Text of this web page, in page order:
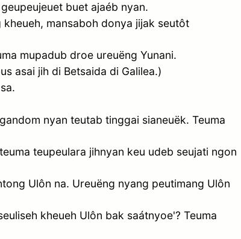
buet ajaéb nyan.
mansaboh donya jijak seutôt
mupadub droe ureuëng Yunani.
asai jih di Betsaida di Galilea.)
nyan teutab tinggai sianeuëk. Teuma
teupeulara jihnyan keu udeb seujati ngon
Ulôn na. Ureuëng nyang peutimang Ulôn
kheueh Ulôn bak saátnyoe'? Teuma